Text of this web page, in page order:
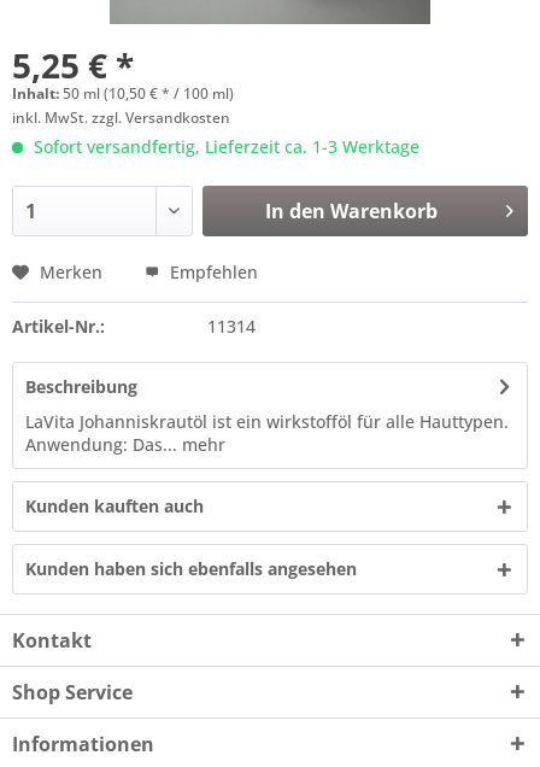
5,25 € *
Inhalt:50 ml (10,50 € * / 100 ml)
inkl. MwSt.zzgl. Versandkosten
Sofort versandfertig, Lieferzeit ca. 1-3 Werktage
In den Warenkorb
Merken Empfehlen
Artikel-Nr.: 11314
Beschreibung
LaVita Johanniskrautöl ist ein wirkstofföl für alle Hauttypen.
Anwendung: Das... mehr
Kunden kauften auch
Kunden haben sich ebenfalls angesehen
Kontakt
Shop Service
Informationen